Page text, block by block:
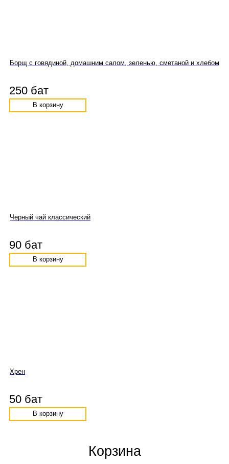
Борщ с говядиной, домашним салом, зеленью, сметаной и хлебом
250 бат
В корзину
Черный чай классический
90 бат
В корзину
Хрен
50 бат
В корзину
Корзина